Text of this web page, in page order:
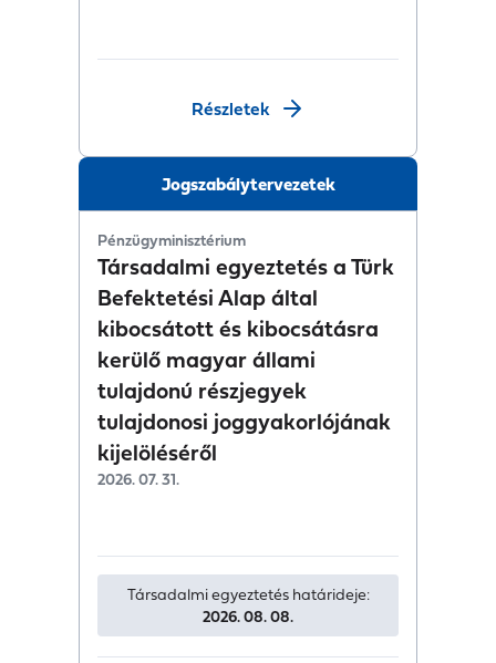
Részletek
Jogszabálytervezetek
Pénzügyminisztérium
Társadalmi egyeztetés a Türk
Befektetési Alap által
kibocsátott és kibocsátásra
kerülő magyar állami
tulajdonú részjegyek
tulajdonosi joggyakorlójának
kijelöléséről
2026. 07. 31.
Társadalmi egyeztetés határideje:
2026. 08. 08.